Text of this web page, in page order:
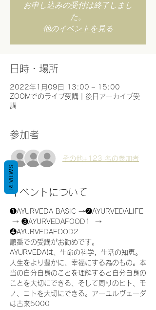
お申し込みの受付は終了しまし
た。
他のイベントを見る
日時・場所
2022年1月09日 13:00 – 15:00
ZOOMでのライブ受講｜後日アーカイブ受
講
参加者
その他+123 名の参加者
イベントについて
❶AYURVEDA BASIC →❷AYURVEDALIFE
→ ❸AYURVEDAFOOD1  →
❹AYURVEDAFOOD2
順番での受講がお勧めです。
AYURVEDAは、生命の科学，生活の知恵。
人生をより豊かに、幸福にする為のもの。本
当の自分自身のことを理解すると自分自身の
ことを大切にできる、そして周りのヒト、モ
ノ、コトを大切にできる。アーユルヴェーダ
は古来5000
REVIEWS